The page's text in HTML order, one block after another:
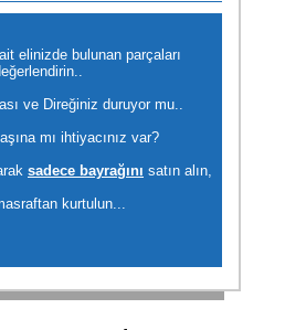
elinizde bulunan parçaları
ve Direğiniz duruyor mu..
mı ihtiyacınız var?
sadece bayrağını satın alın,
kurtulun...